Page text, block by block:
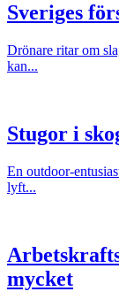
Sveriges
Drönare ritar om
kan...
Stugor i
En outdoor-
lyft...
mycket